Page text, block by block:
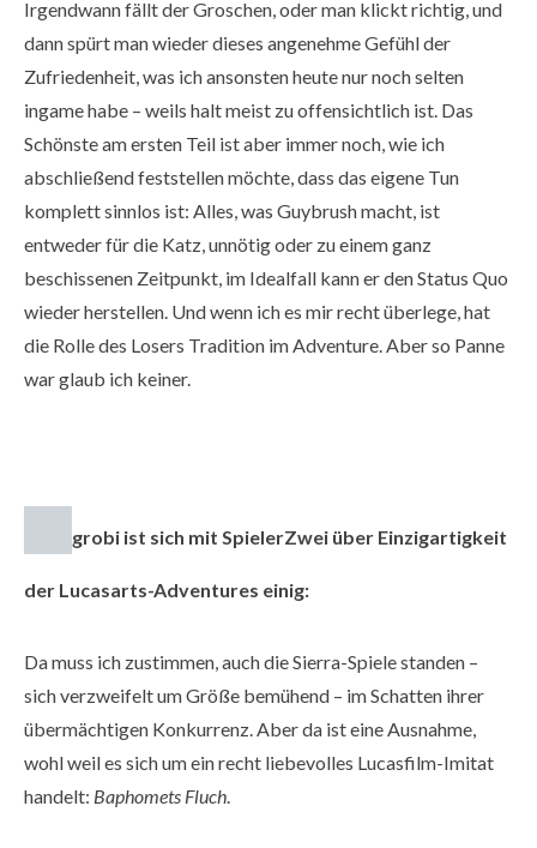
Irgendwann fällt der Groschen, oder man klickt richtig, und
dann spürt man wieder dieses angenehme Gefühl der
Zufriedenheit, was ich ansonsten heute nur noch selten
ingame habe – weils halt meist zu offensichtlich ist. Das
Schönste am ersten Teil ist aber immer noch, wie ich
abschließend feststellen möchte, dass das eigene Tun
komplett sinnlos ist: Alles, was Guybrush macht, ist
entweder für die Katz, unnötig oder zu einem ganz
beschissenen Zeitpunkt, im Idealfall kann er den Status Quo
wieder herstellen. Und wenn ich es mir recht überlege, hat
die Rolle des Losers Tradition im Adventure. Aber so Panne
war glaub ich keiner.
grobi ist sich mit SpielerZwei über Einzigartigkeit
der Lucasarts-Adventures einig:
Da muss ich zustimmen, auch die Sierra-Spiele standen –
sich verzweifelt um Größe bemühend – im Schatten ihrer
übermächtigen Konkurrenz. Aber da ist eine Ausnahme,
wohl weil es sich um ein recht liebevolles Lucasfilm-Imitat
handelt: Baphomets Fluch.